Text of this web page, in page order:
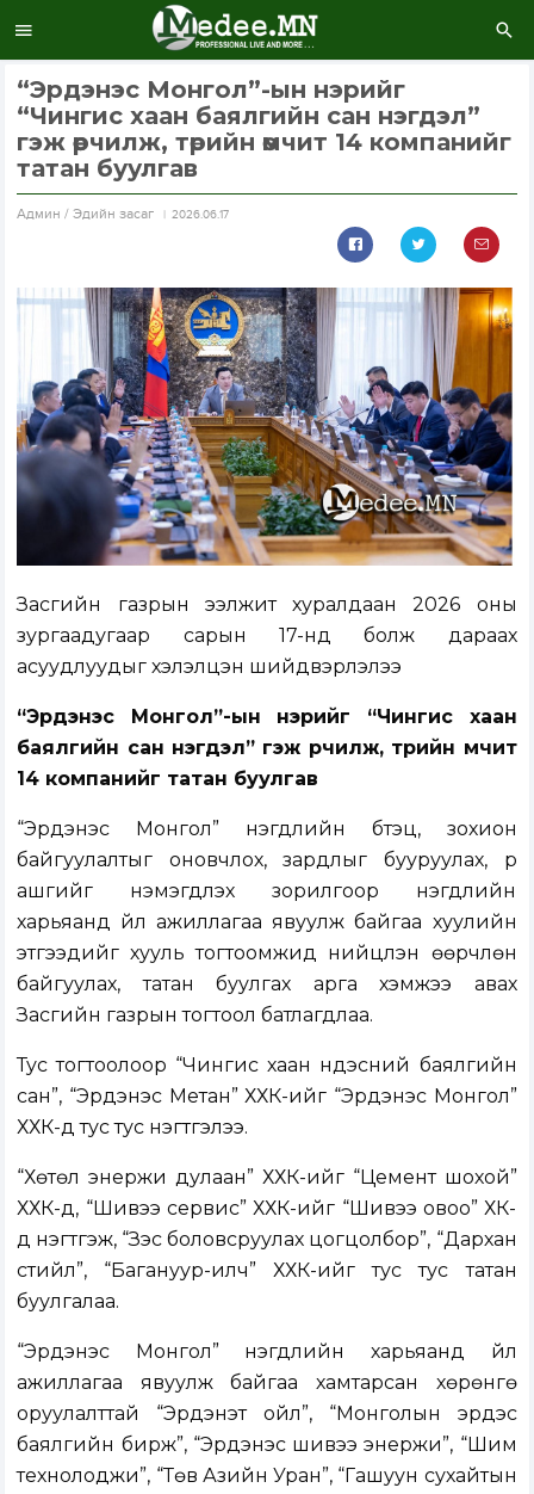
“Эрдэнэс Монгол”-ын нэрийг
“Чингис хаан баялгийн сан нэгдэл”
гэж өөрчилж, төрийн өмчит 14 компанийг
татан буулгав
Aдмин / Эдийн засаг 2026.06.17
Засгийн газрын ээлжит хуралдаан 2026 оны
зургаадугаар сарын 17-нд болж дараах
асуудлуудыг хэлэлцэн шийдвэрлэлээ
“Эрдэнэс Монгол”-ын нэрийг “Чингис хаан
баялгийн сан нэгдэл” гэж өөрчилж, төрийн өмчит
14 компанийг татан буулгав
“Эрдэнэс Монгол” нэгдлийн бүтэц, зохион
байгуулалтыг оновчлох, зардлыг бууруулах, үр
ашгийг нэмэгдүүлэх зорилгоор нэгдлийн
харьяанд үйл ажиллагаа явуулж байгаа хуулийн
этгээдийг хууль тогтоомжид нийцүүлэн өөрчлөн
байгуулах, татан буулгах арга хэмжээ авах
Засгийн газрын тогтоол батлагдлаа.
Тус тогтоолоор “Чингис хаан үндэсний баялгийн
сан”, “Эрдэнэс Метан” ХХК-ийг “Эрдэнэс Монгол”
ХХК-д тус тус нэгтгэлээ.
“Хөтөл энержи дулаан” ХХК-ийг “Цемент шохой”
ХХК-д, “Шивээ сервис” ХХК-ийг “Шивээ овоо” ХК-
д нэгтгэж, “Зэс боловсруулах цогцолбор”, “Дархан
стийл”, “Багануур-илч” ХХК-ийг тус тус татан
буулгалаа.
“Эрдэнэс Монгол” нэгдлийн харьяанд үйл
ажиллагаа явуулж байгаа хамтарсан хөрөнгө
оруулалттай “Эрдэнэт ойл”, “Монголын эрдэс
баялгийн бирж”, “Эрдэнэс шивээ энержи”, “Шим
технолоджи”, “Төв Азийн Уран”, “Гашуун сухайтын